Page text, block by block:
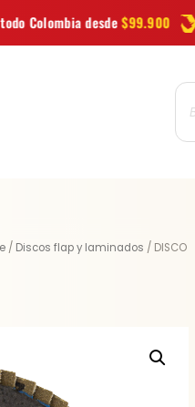
$99.900 Las mejores
de
/ Discos flap y laminados / DISCO